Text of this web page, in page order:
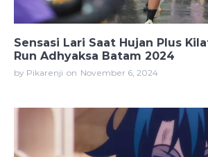
Sensasi Lari Saat Hujan Plus
Run Adhyaksa Batam 2024
by Pikarenji on November 6, 2024